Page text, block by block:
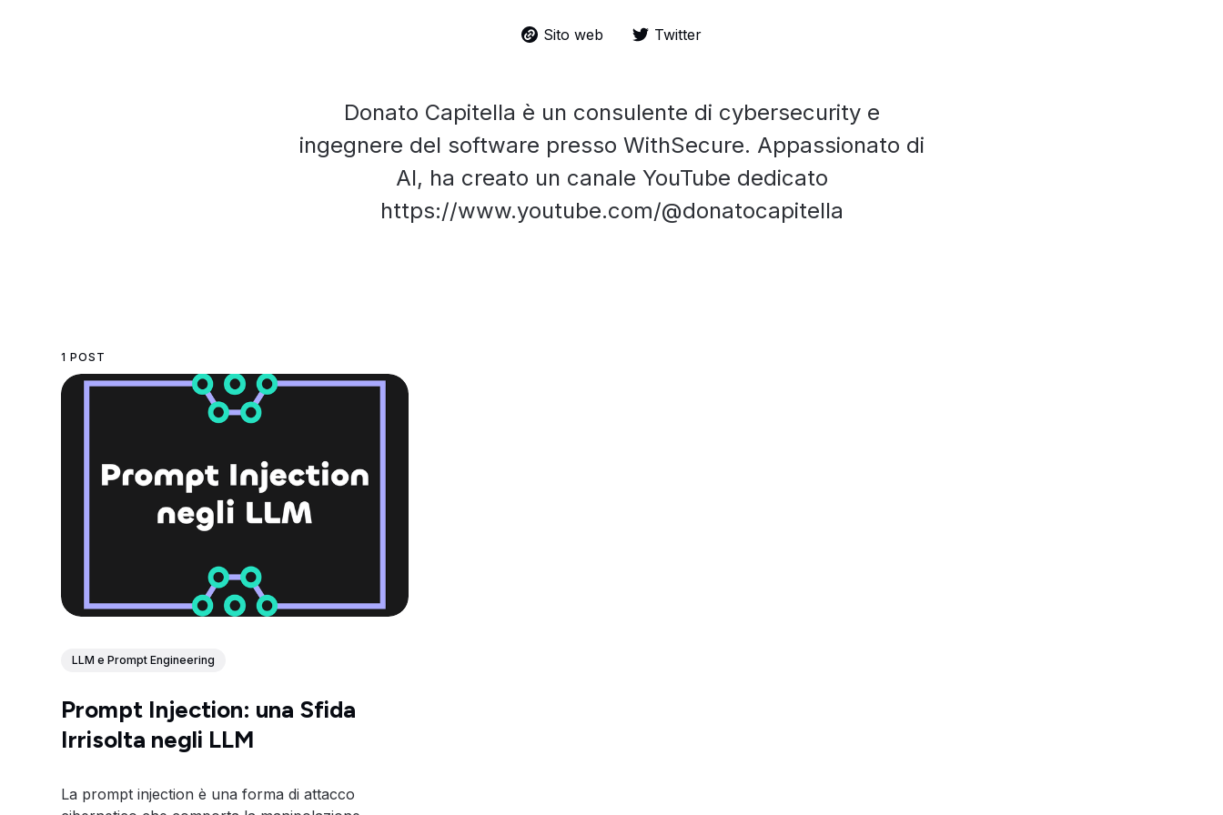
Sito web Twitter
Donato Capitella è un consulente di cybersecurity e
ingegnere del software presso WithSecure. Appassionato di
AI, ha creato un canale YouTube dedicato
https://www.youtube.com/@donatocapitella
1 POST
LLM e Prompt Engineering
Prompt Injection: una Sfida
Irrisolta negli LLM
La prompt injection è una forma di attacco